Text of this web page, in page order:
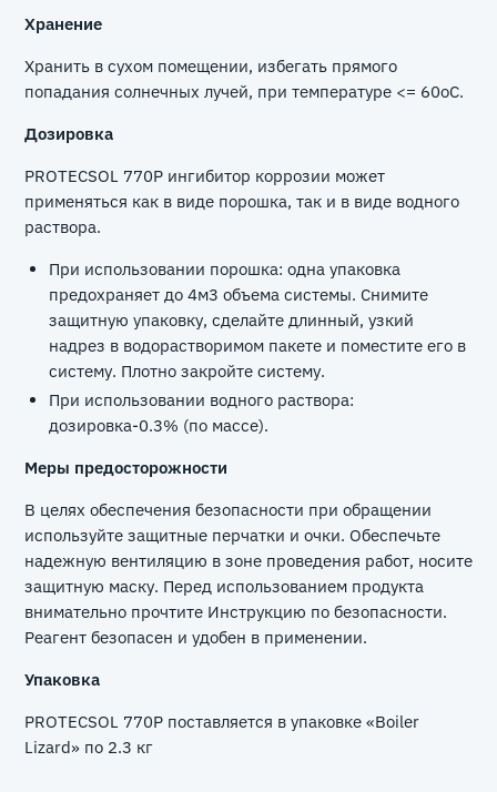
Хранение
Хранить в сухом помещении, избегать прямого
попадания солнечных лучей, при температуре <= 60оС.
Дозировка
PROTECSOL 770P ингибитор коррозии может
применяться как в виде порошка, так и в виде водного
раствора.
При использовании порошка: одна упаковка
предохраняет до 4м3 объема системы. Снимите
защитную упаковку, сделайте длинный, узкий
надрез в водорастворимом пакете и поместите его в
систему. Плотно закройте систему.
При использовании водного раствора:
дозировка-0.3% (по массе).
Меры предосторожности
В целях обеспечения безопасности при обращении
используйте защитные перчатки и очки. Обеспечьте
надежную вентиляцию в зоне проведения работ, носите
защитную маску. Перед использованием продукта
внимательно прочтите Инструкцию по безопасности.
Реагент безопасен и удобен в применении.
Упаковка
PROTECSOL 770P поставляется в упаковке «Boiler
Lizard» по 2.3 кг